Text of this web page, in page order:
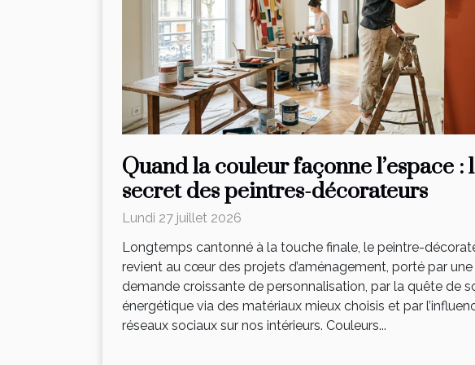
Quand la couleur façonne l’espace :
secret des peintres-décorateurs
Lundi 27 juillet 2026
Longtemps cantonné à la touche finale, le peintre-
revient au cœur des projets d’aménagement, porté par une
demande croissante de personnalisation, par la quête de
énergétique via des matériaux mieux choisis et par
réseaux sociaux sur nos intérieurs. Couleurs...